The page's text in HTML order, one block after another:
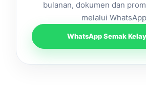
bulanan, dokumen dan
melalui
WhatsApp Semak